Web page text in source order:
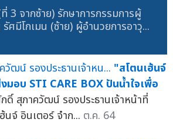
3 จากซ้าย) รักษาการกรรมการผู้
ศมีโกเมน (ซ้าย) ผู้อำนวยการอาวุ...
"สโตนเฮ้นจ์
มอบ STI CARE BOX ปันน้ำใจเพื่อ
สุภาควัฒน์ รองประธานเจ้าหน้าที่
นจ์ อินเตอร์ จำก... ต.ค. 64